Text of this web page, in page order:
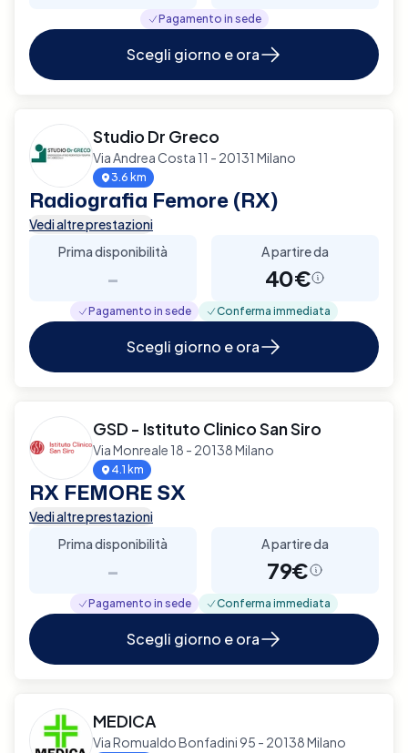
Pagamento in sede
Scegli giorno e ora
Studio Dr Greco
Via Andrea Costa 11 - 20131 Milano
3.6 km
Radiografia Femore (RX)
Vedi altre prestazioni
Prima disponibilità
-
A partire da
40€
Pagamento in sede Conferma immediata
Scegli giorno e ora
GSD - Istituto Clinico San Siro
Via Monreale 18 - 20138 Milano
4.1 km
RX FEMORE SX
Vedi altre prestazioni
Prima disponibilità
-
A partire da
79€
Pagamento in sede Conferma immediata
Scegli giorno e ora
MEDICA
Via Romualdo Bonfadini 95 - 20138 Milano